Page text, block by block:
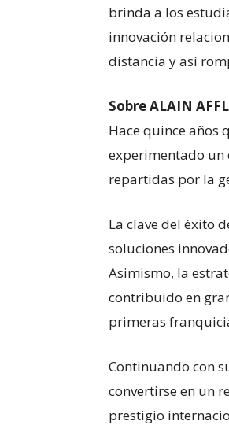
brinda a los
innovación
distancia y así
Sobre ALAIN
Hace quince años
experimentado un
repartidas por la
La clave del éxito
soluciones
Asimismo, la
contribuido en
primeras
Continuando con
convertirse en un
prestigio